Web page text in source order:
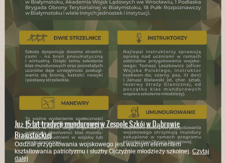
Już 15 lat tradycji mundurowej w Zespole Szkół w Dąbrowie
Białostockiej
Oddział przygotowania wojskowego jest ważnym elementem
kształtowania patriotyzmu i służby Ojczyźnie młodzieży szkolnej. Czytaj
dalej